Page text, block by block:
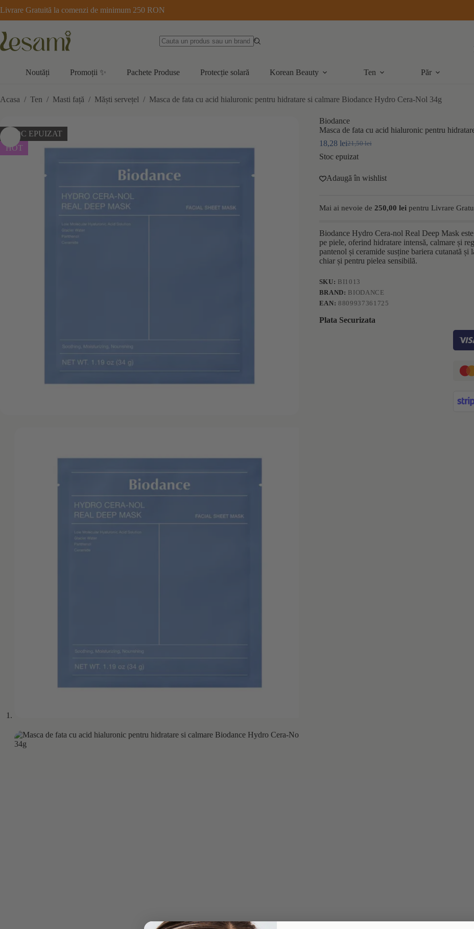
la
conținut
Livrare Gratuită la comenzi de minimum 250 RON
Noutăți Promoții ✨ Pachete Produse Protecție solară Korean Beauty Ten Păr
Acasa / Ten / Masti față / Măști servețel / Masca de fata cu acid hialuronic pentru hidratare si calmare Biodance Hydro Cera-Nol 34g
STOC EPUIZAT
HOT
Biodance
Masca de fata cu acid hialuronic pentru
21,50lei
Prețul
inițial
fost:
21,50 lei.
18,28 leiPrețul
curent
18,28 lei.
Stoc epuizat
Adaugă în wishlist
Mai ai nevoie de 250,00 leipentru Livrare
Biodance Hydro Cera-nol Real Deep Mask
pe piele, oferind hidratare intensă, calmare și
pantenol și ceramide susține bariera cutanată
chiar și pentru pielea sensibilă.
SKU: BI1013
BRAND: BIODANCE
EAN:8809937361725
Plata Securizata